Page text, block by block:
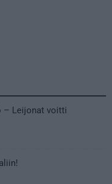
– Leijonat voitti